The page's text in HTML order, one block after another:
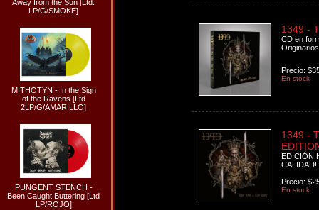
Away from the Sun [Ltd.
LP/G/SMOKE]
MITHOTYN - In the Sign
of the Ravens [Ltd
2LP/G/AMARILLO]
PUNGENT STENCH -
Been Caught Buttering [Ltd
LP/ROJO]
1349 -
CD en
Precio:
En stock
1349 -
EDICIÓN
Precio:
En stock